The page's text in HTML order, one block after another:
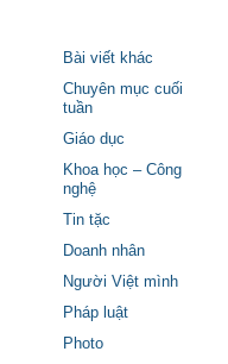
Bài viết khác
Chuyên mục cuối
tuần
Giáo dục
Khoa học – Công
nghệ
Tin tặc
Doanh nhân
Người Việt mình
Pháp luật
Photo